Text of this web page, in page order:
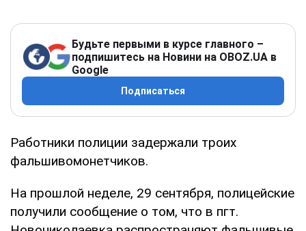
Будьте первыми в курсе главного –
подпишитесь на Новини на OBOZ.UA в
Google
Подписаться
Работники полиции задержали троих
фальшивомонетчиков.
На прошлой неделе, 29 сентября, полицейские
получили сообщение о том, что в пгт.